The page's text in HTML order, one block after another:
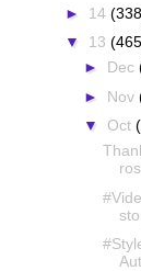
► 14
▼ 13
► Dec
► Nov
▼ Oct